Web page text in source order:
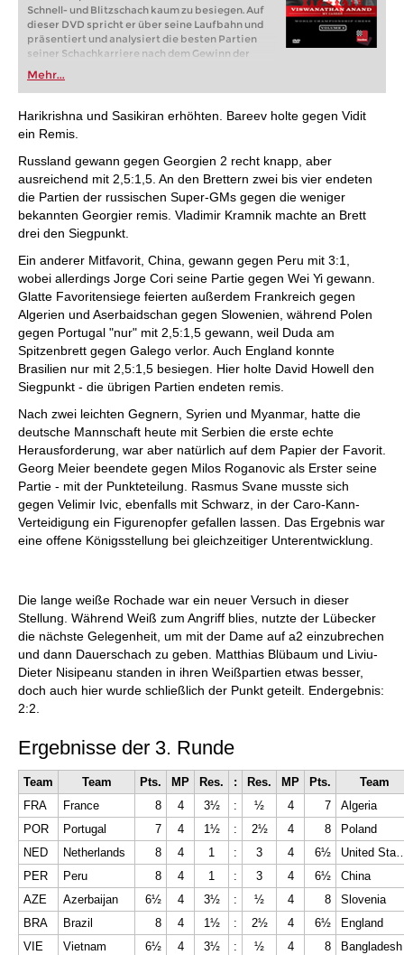
Schnell- und Blitzschach kaum zu besiegen. Auf
dieser DVD spricht er über seine Laufbahn und
präsentiert und analysiert die besten Partien
seiner Schachkarriere nach dem Gewinn der
Mehr...
Harikrishna und Sasikiran erhöhten. Bareev holte gegen Vidit
ein Remis.
Russland gewann gegen Georgien 2 recht knapp, aber
ausreichend mit 2,5:1,5. An den Brettern zwei bis vier endeten
die Partien der russischen Super-GMs gegen die weniger
bekannten Georgier remis. Vladimir Kramnik machte an Brett
drei den Siegpunkt.
Ein anderer Mitfavorit, China, gewann gegen Peru mit 3:1,
wobei allerdings Jorge Cori seine Partie gegen Wei Yi gewann.
Glatte Favoritensiege feierten außerdem Frankreich gegen
Algerien und Aserbaidschan gegen Slowenien, während Polen
gegen Portugal "nur" mit 2,5:1,5 gewann, weil Duda am
Spitzenbrett gegen Galego verlor. Auch England konnte
Brasilien nur mit 2,5:1,5 besiegen. Hier holte David Howell den
Siegpunkt - die übrigen Partien endeten remis.
Nach zwei leichten Gegnern, Syrien und Myanmar, hatte die
deutsche Mannschaft heute mit Serbien die erste echte
Herausforderung, war aber natürlich auf dem Papier der Favorit.
Georg Meier beendete gegen Milos Roganovic als Erster seine
Partie - mit der Punkteteilung. Rasmus Svane musste sich
gegen Velimir Ivic, ebenfalls mit Schwarz, in der Caro-Kann-
Verteidigung ein Figurenopfer gefallen lassen. Das Ergebnis war
eine offene Königsstellung bei gleichzeitiger Unterentwicklung.
Die lange weiße Rochade war ein neuer Versuch in dieser
Stellung. Während Weiß zum Angriff blies, nutzte der Lübecker
die nächste Gelegenheit, um mit der Dame auf a2 einzubrechen
und dann Dauerschach zu geben. Matthias Blübaum und Liviu-
Dieter Nisipeanu standen in ihren Weißpartien etwas besser,
doch auch hier wurde schließlich der Punkt geteilt. Endergebnis:
2:2.
Ergebnisse der 3. Runde
Team Team Pts. MP Res. : Res. MP Pts.
Team
FRA
France 8 4 3½ : ½ 4 7
Algeria
POR
Portugal 7 4 1½ : 2½ 4 8
Poland
NED
Netherlands 8 4 1 : 3 4 6½
PER
Peru 8 4 1 : 3 4 6½
China
AZE
Azerbaijan 6½ 4 3½ : ½ 4 8
Slovenia
BRA
Brazil 8 4 1½ : 2½ 4 6½
England
VIE
Vietnam 6½ 4 3½ : ½ 4 8
Bangladesh